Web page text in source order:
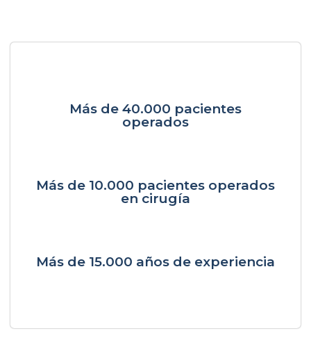
Más de 40.000 pacientes
operados
Más de 10.000 pacientes operados
en cirugía
Más de 15.000 años de experiencia